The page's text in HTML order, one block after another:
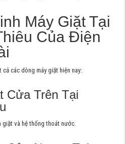
Máy Giặt Tại
Của Điện
cả các dòng máy giặt hiện nay:
Cửa Trên Tại
giặt và hệ thống thoát nước.